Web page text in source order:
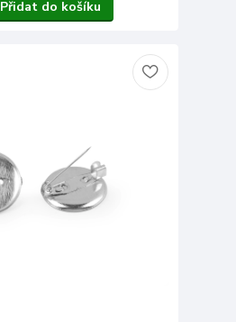
Přidat do košíku